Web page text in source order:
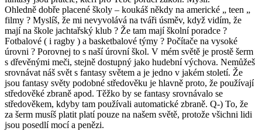
Ohledně dobře placené školy – koukáš někdy na americké „ teen „
filmy ? Myslíš, že mi nevyvolává na tváři úsměv, když vidím, že
mají na škole jachtařský klub ? Že tam mají školní poradce ?
Fotbalové ( i ragby ) a basketbalové týmy ? Počítače na vysoké
úrovni ? Porovnej to s naší úrovní škol. V mém světě je prostě šerm
s dřevěnými meči, stejně dostupný jako hudební výchova. Nemůžeš
srovnávat náš svět s fantasy světem a je jedno v jakém století. Že
jsou fantasy světy podobné středověku je hlavně proto, že používají
středověké zbraně apod. Těžko by se fantasy srovnávalo se
středověkem, kdyby tam používali automatické zbraně. Q-) To, že
za šerm musíš platit platí pouze na našem světě, protože všichni lidi
jsou posedlí mocí a penězi.